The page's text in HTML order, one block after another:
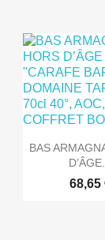
 Aperçu
BAS
D’ÂGE...
68,65